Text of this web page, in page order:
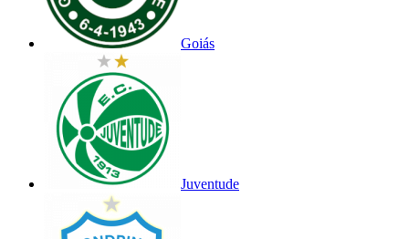
Goiás
Juventude